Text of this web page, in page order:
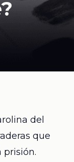
del
que
prisión.